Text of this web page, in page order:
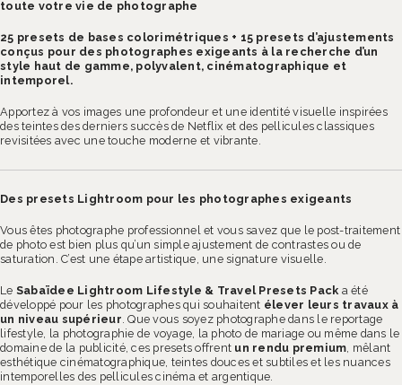
€99.00.€29.00.
toute votre vie de photographe
25 presets de bases colorimétriques + 15 presets d’ajustements
conçus pour des photographes exigeants à la recherche d’un
style haut de gamme, polyvalent, cinématographique et
intemporel.
Apportez à vos images une profondeur et une identité visuelle inspirées
des teintes des derniers succès de Netflix et des pellicules classiques
revisitées avec une touche moderne et vibrante.
Des presets Lightroom pour les photographes exigeants
Vous êtes photographe professionnel et vous savez que le post-traitement
de photo est bien plus qu’un simple ajustement de contrastes ou de
saturation. C’est une étape artistique, une signature visuelle.
Le Sabaïdee Lightroom Lifestyle & Travel Presets Pack a été
développé pour les photographes qui souhaitent élever leurs travaux à
un niveau supérieur. Que vous soyez photographe dans le reportage
lifestyle, la photographie de voyage, la photo de mariage ou même dans le
domaine de la publicité, ces presets offrent un rendu premium, mêlant
esthétique cinématographique, teintes douces et subtiles et les nuances
intemporelles des pellicules cinéma et argentique.